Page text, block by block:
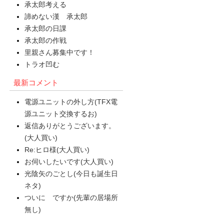
承太郎考える
諦めない漢 承太郎
承太郎の日課
承太郎の作戦
里親さん募集中です！
トラオ凹む
最新コメント
電源ユニットの外し方(TFX電
源ユニット交換するお)
返信ありがとうございます。
(大人買い)
Re:ヒロ様(大人買い)
お伺いしたいです(大人買い)
光陰矢のごとし(今日も誕生日
ネタ)
ついに ですか(先輩の居場所
無し)